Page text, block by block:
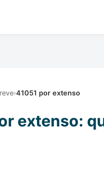
›41051 por extenso
extenso: